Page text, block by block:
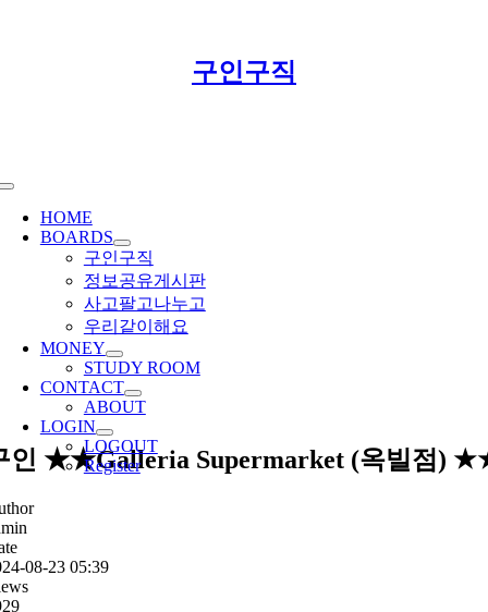
Toggle
Navigation
HOME
BOARDS
구인구직
정보공유게시판
사고팔고나누고
우리같이해요
MONEY
STUDY ROOM
CONTACT
ABOUT
LOGIN
LOGOUT
Register
구인구직
인 ★★Galleria Supermarket (옥빌점)
08-23 05:39